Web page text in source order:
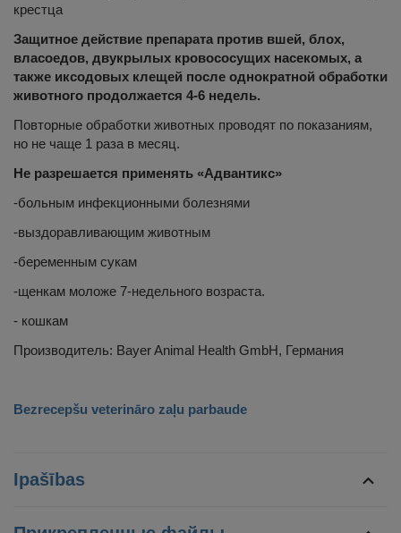
крестца
Защитное действие препарата против вшей, блох,
власоедов, двукрылых кровососущих насекомых, а
также иксодовых клещей после однократной обработки
животного продолжается 4-6 недель.
Повторные обработки животных проводят по показаниям,
но не чаще 1 раза в месяц.
Не разрешается применять «Адвантикс»
-больным инфекционными болезнями
-выздоравливающим животным
-беременным сукам
-щенкам моложе 7-недельного возраста.
- кошкам
Производитель: Bayer Animal Health GmbH, Германия
Bezrecepšu veterināro zaļu parbaude
Ipašības